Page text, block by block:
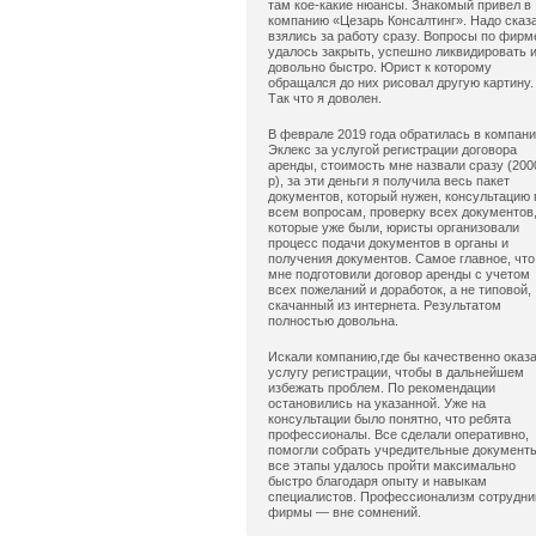
там кое-какие нюансы. Знакомый привел в
компанию «Цезарь Консалтинг». Надо
взялись за работу сразу. Вопросы по
удалось закрыть, успешно ликвидировать и
довольно быстро. Юрист к которому
обращался до них рисовал другую картину.
Так что я доволен.
В феврале 2019 года обратилась в
Эклекс за услугой регистрации договора
аренды, стоимость мне назвали сразу
р), за эти деньги я получила весь пакет
документов, который нужен, консультацию
всем вопросам, проверку всех документов,
которые уже были, юристы организовали
процесс подачи документов в органы и
получения документов. Самое главное, что
мне подготовили договор аренды с учетом
всех пожеланий и доработок, а не типовой,
скачанный из интернета. Результатом
полностью довольна.
Искали компанию,где бы качественно
услугу регистрации, чтобы в дальнейшем
избежать проблем. По рекомендации
остановились на указанной. Уже на
консультации было понятно, что ребята
профессионалы. Все сделали оперативно,
помогли собрать учредительные
все этапы удалось пройти максимально
быстро благодаря опыту и навыкам
специалистов. Профессионализм
фирмы — вне сомнений.